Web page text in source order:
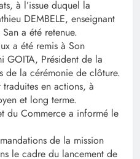
à l’issue duquel la
DEMBELE, enseignant
a été retenue.
a été remis à Son
GOITA, Président de la
de la cérémonie de clôture.
traduites en actions, à
et long terme.
du Commerce a informé le
de la mission
le cadre du lancement de